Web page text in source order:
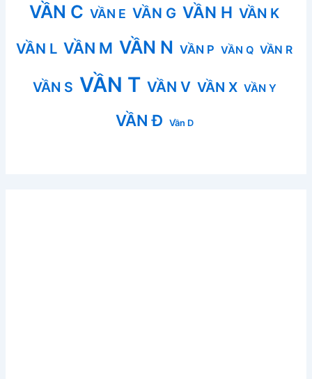
VẦN C VẦN E VẦN G VẦN H VẦN K
VẦN L VẦN M VẦN N VẦN P VẦN Q VẦN R
VẦN S VẦN T VẦN V VẦN X VẦN Y
VẦN Đ Vần D